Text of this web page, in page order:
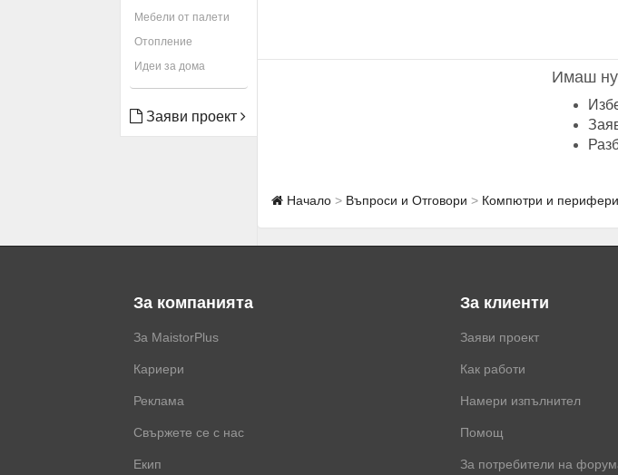
Мебели от палети
Отопление
Идеи за дома
Заяви проект
Имаш
Начало Въпроси и Отговори Компютри и
За компанията
За MaistorPlus
Кариери
Реклама
Свържете се с нас
Екип
За клиенти
Заяви проект
Как работи
Намери изпълнител
Помощ
За потребители на